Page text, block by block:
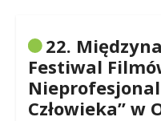
22.
Festiwal
Człowieka” w